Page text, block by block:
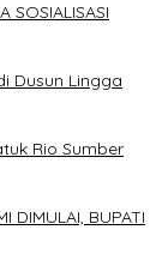
SOSIALISASI
Dusun Lingga
Rio Sumber
DIMULAI, BUPATI